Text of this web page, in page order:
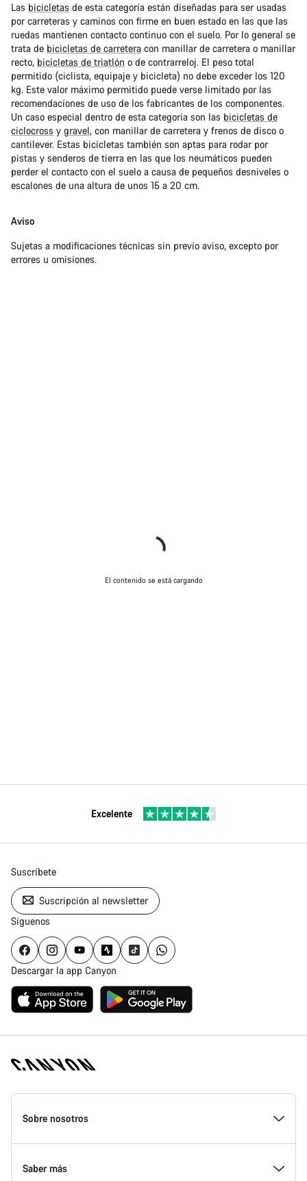
Las bicicletas de esta categoría están diseñadas para ser usadas
por carreteras y caminos con firme en buen estado en las que las
ruedas mantienen contacto continuo con el suelo. Por lo general se
trata de bicicletas de carretera con manillar de carretera o manillar
recto, bicicletas de triatlón o de contrarreloj. El peso total
permitido (ciclista, equipaje y bicicleta) no debe exceder los 120
kg. Este valor máximo permitido puede verse limitado por las
recomendaciones de uso de los fabricantes de los componentes.
Un caso especial dentro de esta categoría son las bicicletas de
ciclocross y gravel, con manillar de carretera y frenos de disco o
cantilever. Estas bicicletas también son aptas para rodar por
pistas y senderos de tierra en las que los neumáticos pueden
perder el contacto con el suelo a causa de pequeños desniveles o
escalones de una altura de unos 15 a 20 cm.
Aviso
Sujetas a modificaciones técnicas sin previo aviso, excepto por
errores u omisiones.
El contenido se está cargando
Excelente
Suscríbete
Suscripción al newsletter
Síguenos
Descargar la app Canyon
Canyon
Homepage
Sobre nosotros
Conoce Canyon
Saber más